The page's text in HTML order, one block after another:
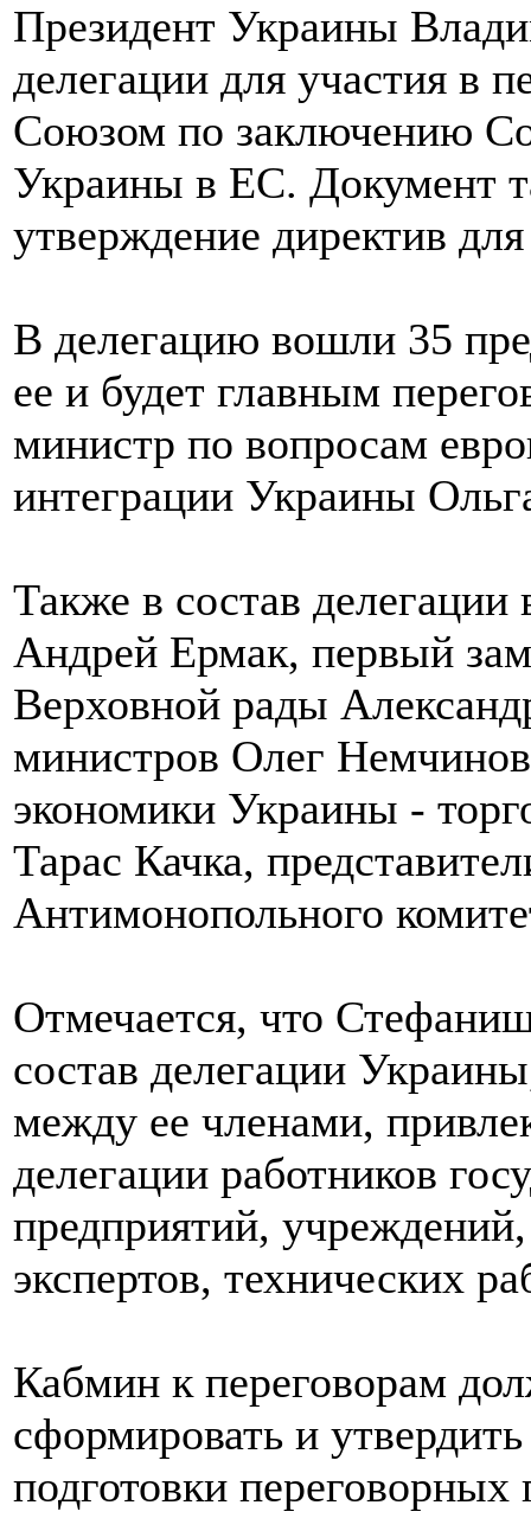
Президент Украины
делегации для участия в
Союзом по заключению
Украины в ЕС. Документ
утверждение директив
В делегацию вошли 35
ее и будет главным
министр по вопросам
интеграции Украины
Также в состав
Андрей Ермак, первый
Верховной рады
министров Олег
экономики Украины -
Тарас Качка,
Антимонопольного
Отмечается, что
состав делегации
между ее членами,
делегации работников
предприятий,
экспертов, технических
Кабмин к переговорам
сформировать и
подготовки